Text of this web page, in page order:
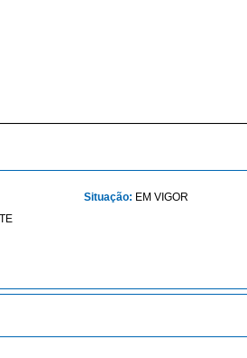
Situação: EM VIGOR